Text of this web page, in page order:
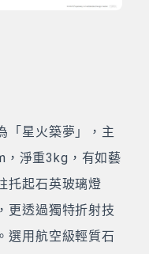
「星火築夢」，主
，淨重3kg，有如藝
托起石英玻璃燈
更透過獨特折射技
選用航空級輕質石